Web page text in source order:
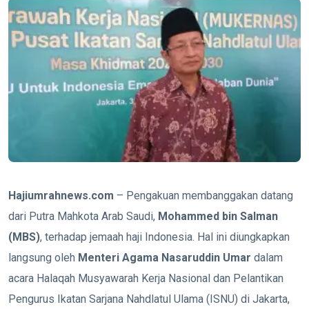
Hajiumrahnews.com – Pengakuan membanggakan datang
dari Putra Mahkota Arab Saudi, Mohammed bin Salman
(MBS), terhadap jemaah haji Indonesia. Hal ini diungkapkan
langsung oleh Menteri Agama Nasaruddin Umar dalam
acara Halaqah Musyawarah Kerja Nasional dan Pelantikan
Pengurus Ikatan Sarjana Nahdlatul Ulama (ISNU) di Jakarta,